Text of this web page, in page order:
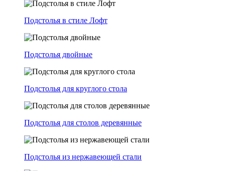
Подстолья в стиле Лофт
Подстолья двойные
Подстолья для круглого стола
Подстолья для столов деревянные
Подстолья из нержавеющей стали